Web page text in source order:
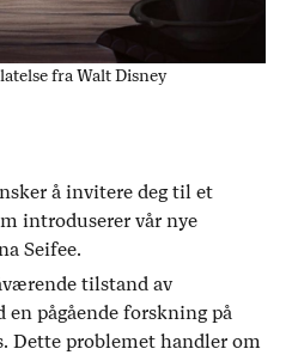
fra Walt Disney
å invitere deg til et
introduserer vår nye
Seifee.
tilstand av
pågående forskning på
Dette problemet handler om